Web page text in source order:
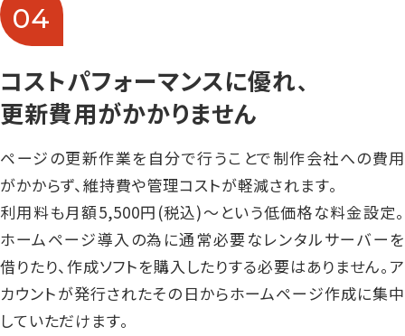
04
コストパフォーマンスに優れ、
更新費用がかかりません
ページの更新作業を自分で行うことで制作会社への費用
がかからず、維持費や管理コストが軽減されます。
利用料も月額5,500円(税込)〜という低価格な料金設定。
ホームページ導入の為に通常必要なレンタルサーバーを
借りたり、作成ソフトを購入したりする必要はありません。ア
カウントが発行されたその日からホームページ作成に集中
していただけます。